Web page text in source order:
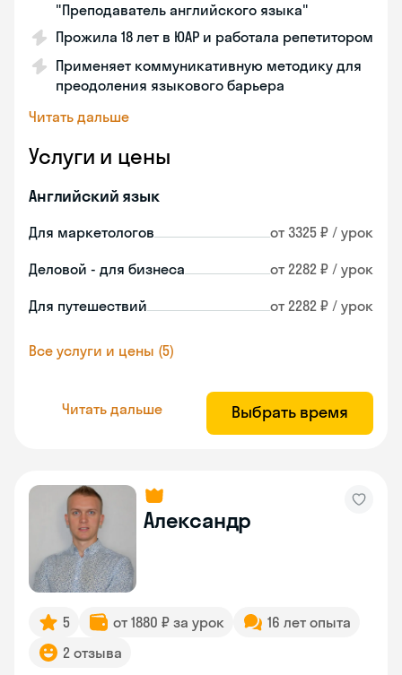
"Преподаватель английского языка"
Прожила 18 лет в ЮАР и работала репетитором
Применяет коммуникативную методику для
преодоления языкового барьера
Читать дальше
Услуги и цены
Английский язык
Для маркетологов от 3325 ₽ / урок
Деловой - для бизнеса от 2282 ₽ / урок
Для путешествий от 2282 ₽ / урок
Все услуги и цены (5)
Читать дальше Выбрать время
Александр
5 от 1880 ₽ за урок
16 лет опыта
2 отзыва